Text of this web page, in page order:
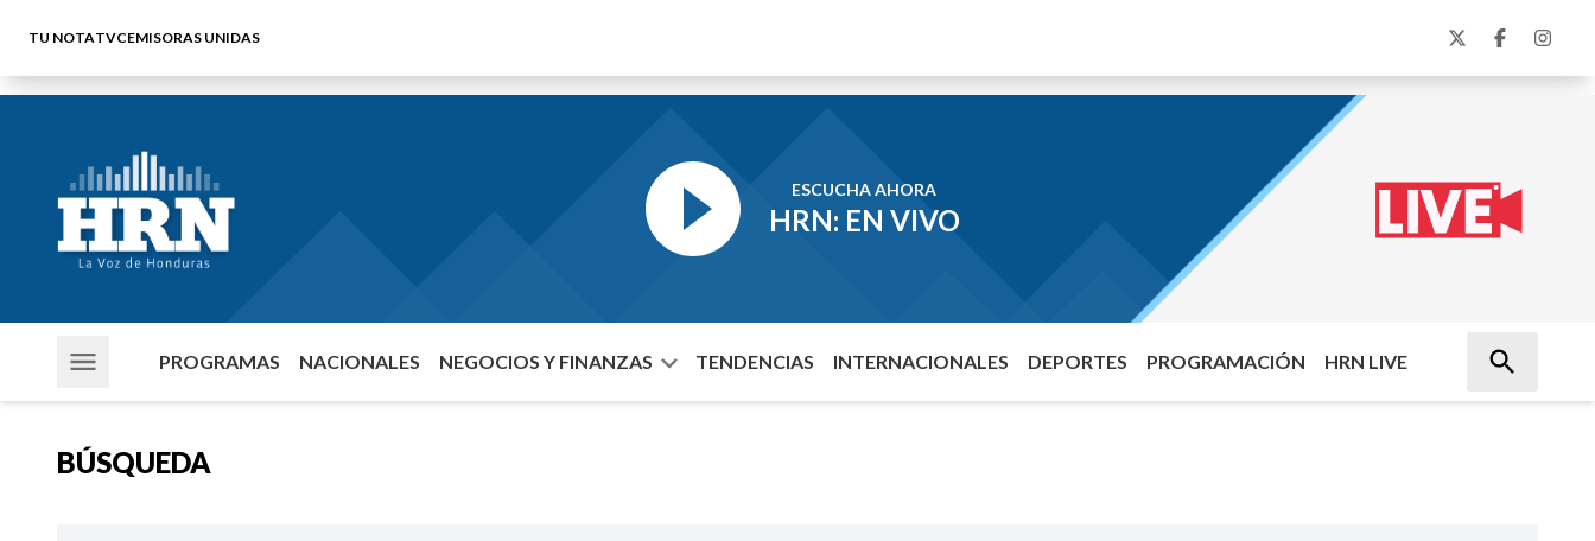
TU NOTATVCEMISORAS UNIDAS
ESCUCHA AHORA
HRN: EN VIVO
PROGRAMAS NACIONALES NEGOCIOS Y FINANZAS TENDENCIAS INTERNACIONALES DEPORTES PROGRAMACIÓN HRN LIVE
BÚSQUEDA